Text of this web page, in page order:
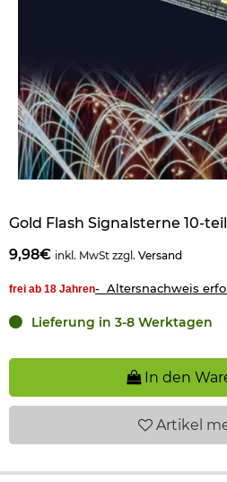
Gold Flash Signalsterne 10-
9,98€ inkl. MwSt zzgl. Versand
frei ab 18 Jahren- Altersnachweis
Lieferung in 3-8 Werktagen
In den
Artikel